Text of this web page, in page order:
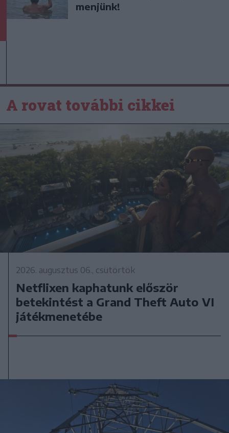
menjünk!
A rovat további cikkei
2026. augusztus 06., csütörtök
Netflixen kaphatunk először
betekintést a Grand Theft Auto VI
játékmenetébe